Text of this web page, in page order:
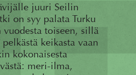
juuri Seilin
on syy palata Turku
vuodesta toiseen, sillä
keikasta vaan
kokonaisesta
meri-ilma,